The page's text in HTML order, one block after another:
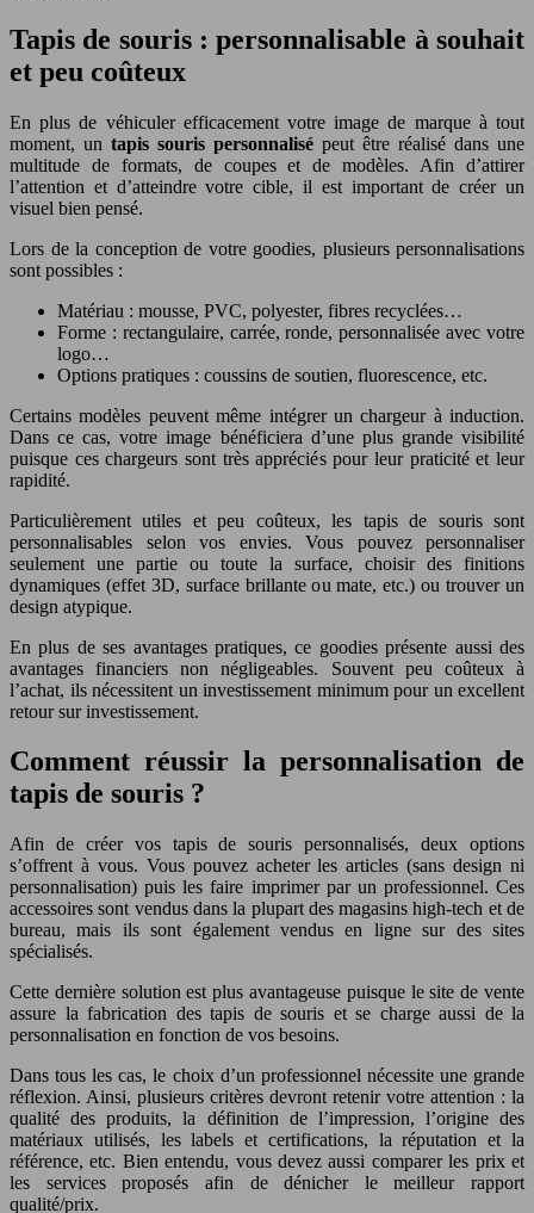
Tapis de souris : personnalisable à souhait
et peu coûteux
En plus de véhiculer efficacement votre image de marque à tout
moment, un tapis souris personnalisé peut être réalisé dans une
multitude de formats, de coupes et de modèles. Afin d’attirer
l’attention et d’atteindre votre cible, il est important de créer un
visuel bien pensé.
Lors de la conception de votre goodies, plusieurs personnalisations
sont possibles :
Matériau : mousse, PVC, polyester, fibres recyclées…
Forme : rectangulaire, carrée, ronde, personnalisée avec votre
logo…
Options pratiques : coussins de soutien, fluorescence, etc.
Certains modèles peuvent même intégrer un chargeur à induction.
Dans ce cas, votre image bénéficiera d’une plus grande visibilité
puisque ces chargeurs sont très appréciés pour leur praticité et leur
rapidité.
Particulièrement utiles et peu coûteux, les tapis de souris sont
personnalisables selon vos envies. Vous pouvez personnaliser
seulement une partie ou toute la surface, choisir des finitions
dynamiques (effet 3D, surface brillante ou mate, etc.) ou trouver un
design atypique.
En plus de ses avantages pratiques, ce goodies présente aussi des
avantages financiers non négligeables. Souvent peu coûteux à
l’achat, ils nécessitent un investissement minimum pour un excellent
retour sur investissement.
Comment réussir la personnalisation de
tapis de souris ?
Afin de créer vos tapis de souris personnalisés, deux options
s’offrent à vous. Vous pouvez acheter les articles (sans design ni
personnalisation) puis les faire imprimer par un professionnel. Ces
accessoires sont vendus dans la plupart des magasins high-tech et de
bureau, mais ils sont également vendus en ligne sur des sites
spécialisés.
Cette dernière solution est plus avantageuse puisque le site de vente
assure la fabrication des tapis de souris et se charge aussi de la
personnalisation en fonction de vos besoins.
Dans tous les cas, le choix d’un professionnel nécessite une grande
réflexion. Ainsi, plusieurs critères devront retenir votre attention : la
qualité des produits, la définition de l’impression, l’origine des
matériaux utilisés, les labels et certifications, la réputation et la
référence, etc. Bien entendu, vous devez aussi comparer les prix et
les services proposés afin de dénicher le meilleur rapport
qualité/prix.